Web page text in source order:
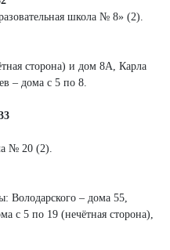
школа № 8» (2).
сторона) и дом 8А, Карла
– дома с 5 по 8.
№ 20 (2).
Володарского – дома 55,
с 5 по 19 (нечётная сторона),